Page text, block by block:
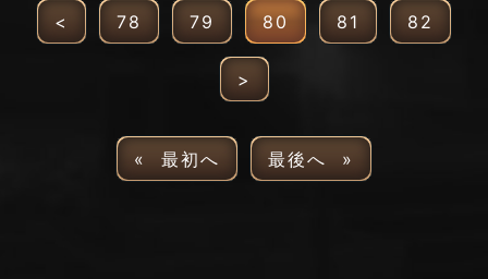
< 78 79 80 81 82
>
« 最初へ 最後へ »